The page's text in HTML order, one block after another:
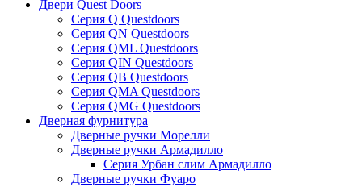
Двери Quest Doors
Серия Q Questdoors
Серия QN Questdoors
Серия QML Questdoors
Серия QIN Questdoors
Серия QB Questdoors
Серия QMA Questdoors
Серия QMG Questdoors
Дверная фурнитура
Дверные ручки Морелли
Дверные ручки Армадилло
Серия Урбан слим Армадилло
Дверные ручки Фуаро